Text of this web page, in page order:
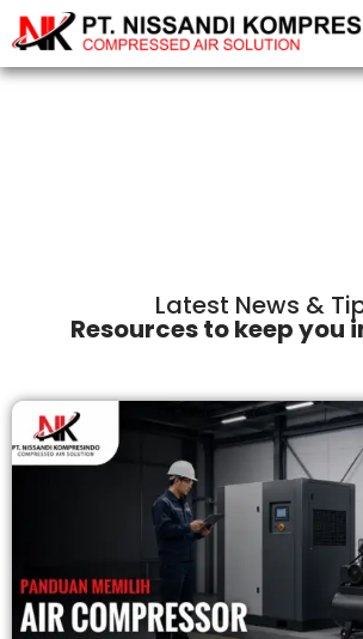
Latest News &
Resources to keep you